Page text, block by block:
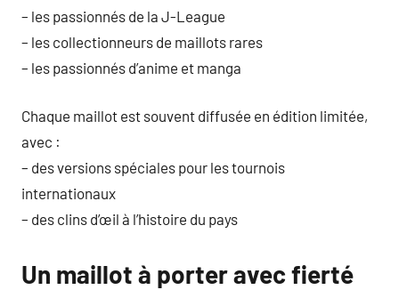
– les passionnés de la J-League
– les collectionneurs de maillots rares
– les passionnés d’anime et manga
Chaque maillot est souvent diffusée en édition limitée,
avec :
– des versions spéciales pour les tournois
internationaux
– des clins d’œil à l’histoire du pays
Un maillot à porter avec fierté